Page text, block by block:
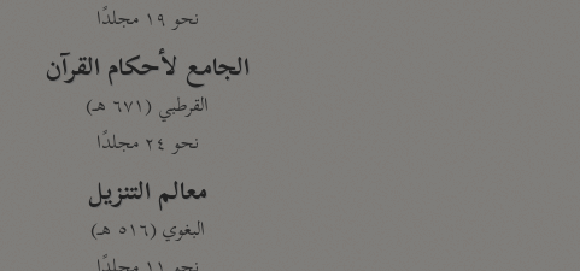
نحو ١٩ مجلدًا
الجامع لأحكام القرآن
القرطبي (٦٧١ هـ)
نحو ٢٤ مجلدًا
معالم التنزيل
البغوي (٥١٦ هـ)